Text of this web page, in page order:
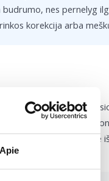
Apie
nes pernelyg
korekcija arba
nuo paskutinio
kurią lydi stiprus
vertinami kaip savaime